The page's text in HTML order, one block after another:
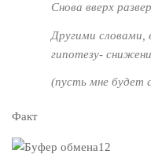
Снова вверх
Другими словами,
гипотезу-
(пусть мне будет
Факт